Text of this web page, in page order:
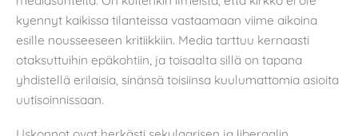
kyennyt kaikissa tilanteissa vastaamaan viime aikoina
esille nousseeseen kritiikkiin. Media tarttuu kernaasti
otaksuttuihin epäkohtiin, ja toisaalta sillä on tapana
yhdistellä erilaisia, sinänsä toisiinsa kuulumattomia asioita
uutisoinnissaan.